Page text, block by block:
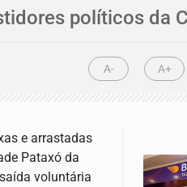
políticos da
A- A+
e arrastadas
Pataxó da
voluntária